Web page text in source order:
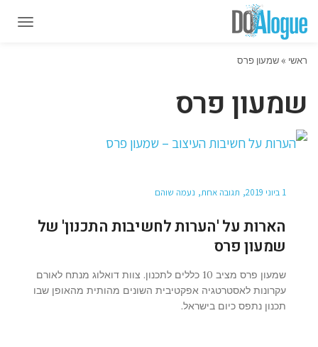
ראשי »שמעון פרס
שמעון פרס
1 ביוני 2019 תגובה אחת נעמה שוהם
הארות על 'הערות לחשיבות התכנון' של
שמעון פרס
שמעון פרס מציב 10 כללים לתכנון. צוות דואלוג מנתח לאורם
עקרונות לאסטרטגיה אפקטיבית השונים מהותית מהאופן שבו
תכנון נתפס כיום בישראל.